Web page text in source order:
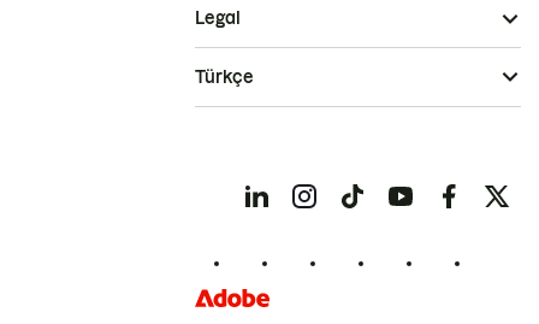
Legal
Türkçe